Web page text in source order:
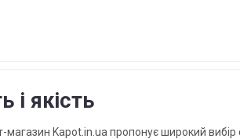
і якість
Kapot.in.ua пропонує широкий вибір